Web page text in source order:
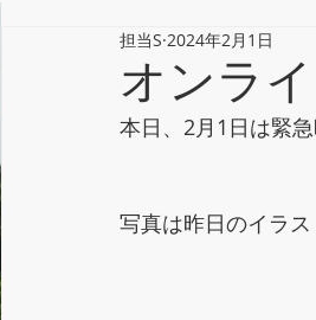
オンラ
担当S 2024年2月1日
本日、2月1日は緊
写真は昨日のイラ